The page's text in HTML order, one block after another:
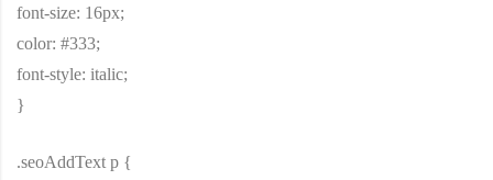
font-size: 16px;
color: #333;
font-style: italic;
}
.seoAddText p {